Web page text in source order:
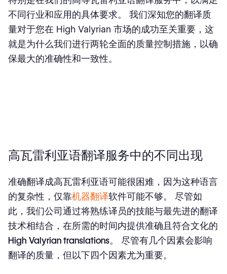
不同行业和应用的具体要求。 我们深知您的翻译质
量对于您在 High Valyrian 市场的成功至关重要，这
就是为什么我们进行两轮全面的质量控制措施，以确
保最大的准确性和一致性。
高瓦雷利亚语翻译服务中的不同出现
准确翻译成高瓦雷利亚语可能很困难，因为这种语言
的复杂性，仅靠机器翻译软件可能不够。 尽管如
此，我们公司通过将熟练译员的技能与最先进的翻译
技术相结合，在所需的时间内提供准确且符合文化的
High Valyrian translations。 尽管有几个因素会影响
翻译的质量，但以下四个因素尤为重要。